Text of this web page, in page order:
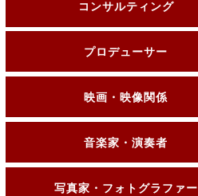
コンサルティング
プロデューサー
映画・映像関係
音楽家・演奏者
写真家・フォトグラファー